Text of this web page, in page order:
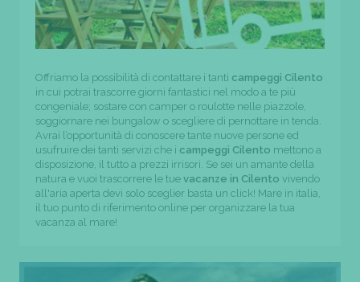
Offriamo la possibilità di contattare i tanti campeggi Cilento
in cui potrai trascorre giorni fantastici nel modo a te più
congeniale; sostare con camper o roulotte nelle piazzole,
soggiornare nei bungalow o scegliere di pernottare in tenda.
Avrai l’opportunità di conoscere tante nuove persone ed
usufruire dei tanti servizi che i campeggi Cilento mettono a
disposizione, il tutto a prezzi irrisori. Se sei un amante della
natura e vuoi trascorrere le tue vacanze in Cilento vivendo
all'aria aperta devi solo sceglier basta un click! Mare in italia,
il tuo punto di riferimento online per organizzare la tua
vacanza al mare!